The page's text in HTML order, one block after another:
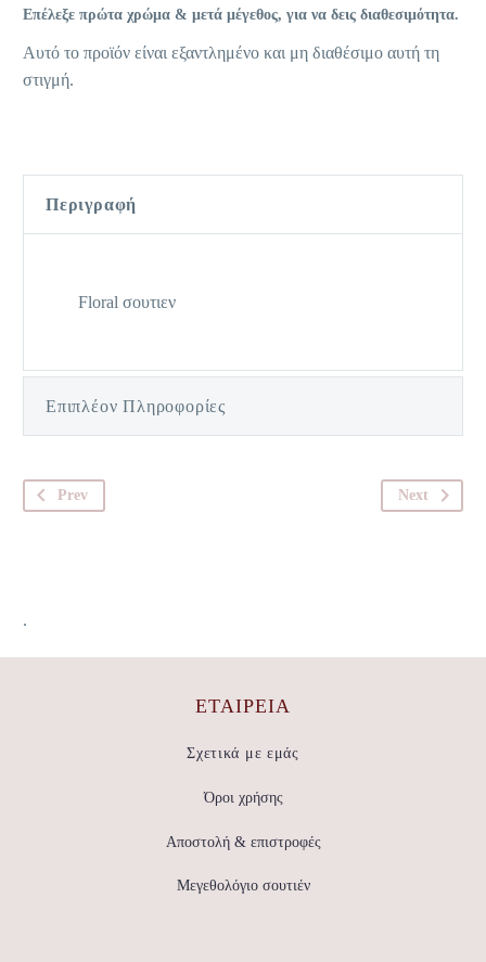
Επέλεξε πρώτα χρώμα & μετά μέγεθος, για να δεις διαθεσιμότητα.
Αυτό το προϊόν είναι εξαντλημένο και μη διαθέσιμο αυτή τη
στιγμή.
Περιγραφή
Floral σουτιεν
Επιπλέον Πληροφορίες
Prev Next
.
ΕΤΑΙΡΕΊΑ
Σχετικά με εμάς
Όροι χρήσης
Αποστολή & επιστροφές
Μεγεθολόγιο σουτιέν